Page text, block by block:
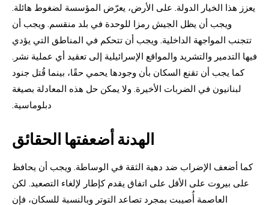
يعزز هذا الخيار الدولة. على الأرض، يعرّض المؤسسة لضغوط هائلة.
ويجب أن يظل الجيش رمزا للوحدة في بلد منقسم. ويجب أن
تتجنب المواجهة الداخلية. ويجب أن تتحكم في المناطق التي يؤدي
فيها التدمير والتشريد والمواقع الإسرائيلية إلى تعقيد أي عملية نشر.
كما يجب أن تقنع السكان بأن وجودها يحمي حقًا، بينما قُتل جنود
لبنانيون في الضربات الأخيرة. ولا يمكن حل هذه المعادلة بصيغة
دبلوماسية.
الهدنة أضعفتها الحقائق
كما أضعف الإضراب ضد دهية الثقة في الوساطة. ويجب أن يحافظ
على بيروت على الأقل على اتفاق يقدم كإطار لإلغاء التصعيد. لكن
العاصمة أُصيبت بمجرد تصاعد التوتر وبالنسبة للسكان، فإن